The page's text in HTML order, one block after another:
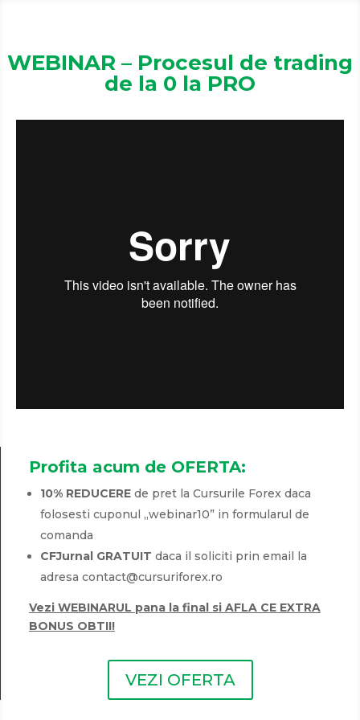
WEBINAR – Procesul de trading
de la 0 la PRO
Profita acum de OFERTA:
10% REDUCERE de pret la Cursurile Forex daca
folosesti cuponul „webinar10” in formularul de
comanda
CFJurnal GRATUIT daca il soliciti prin email la
adresa contact@cursuriforex.ro
Vezi WEBINARUL pana la final si AFLA CE EXTRA
BONUS OBTII!
VEZI OFERTA